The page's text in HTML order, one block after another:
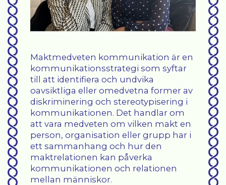
"
Maktmedveten kommunikation är en
kommunikationsstrategi som syftar
till att identifiera och undvika
oavsiktliga eller omedvetna former av
diskriminering och stereotypisering i
kommunikationen. Det handlar om
att vara medveten om vilken makt en
person, organisation eller grupp har i
ett sammanhang och hur den
maktrelationen kan påverka
kommunikationen och relationen
mellan människor.